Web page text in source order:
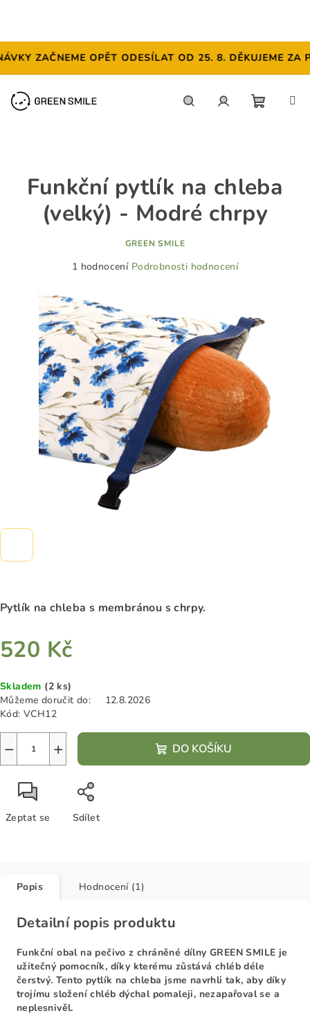
ZAČNEME OPĚT ODESÍLAT OD 25. 8. DĚKUJEME ZA
obsah
Pytlík na chleba s membránou s chrpy.
520 Kč
cena:
Skladem (2 ks)
Můžeme doručit do:
12.8.2026
Kód: VCH12
+
− DO KOŠÍKU
Zeptat se Sdílet
Funkční pytlík na chleba
(velký) - Modré chrpy
GREEN SMILE
produktu
hvězdiček.
1 hodnocení Podrobnosti hodnocení
Popis Hodnocení (1)
Detailní popis produktu
Funkční obal na pečivo z chráněné dílny GREEN SMILE je
užitečný pomocník, díky kterému zůstává chléb déle
čerstvý. Tento pytlík na chleba jsme navrhli tak, aby díky
trojímu složení chléb dýchal pomaleji, nezapařoval se a
neplesnivěl.